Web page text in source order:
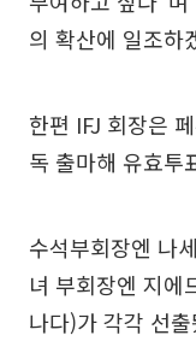
의 확산에 일조하
한편 IFJ 회장은
독 출마해 유효투
수석부회장엔 나
녀 부회장엔 지에
나다)가 각각 선